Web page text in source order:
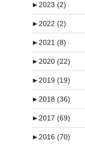
►2023 (2)
►2022 (2)
►2021 (8)
►2020 (22)
►2019 (19)
►2018 (36)
►2017 (69)
►2016 (70)